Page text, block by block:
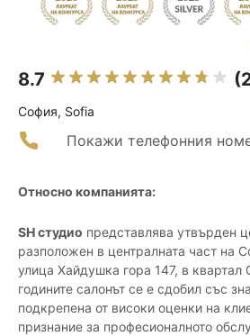
8.7
София, Sofia
Покажи телефонния
Относно компанията:
SH студио представлява утвърден
разположен в централната част на
улица Хайдушка гора 147, в
годините салонът се е сдобил със
подкрепена от високи оценки на
признание за професионалното